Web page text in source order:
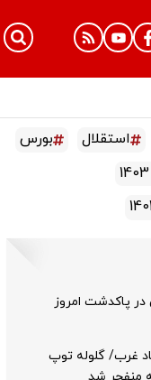
استقلال
بورس
پاکدشت امروز
غرب/ گلوله توپ